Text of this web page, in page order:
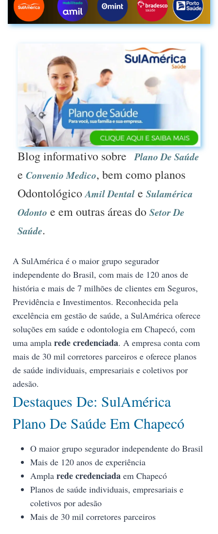
Blog informativo sobrePlano De Saúde
e Convenio Medico, bem como planos
OdontológicoAmil Dental e Sulamérica
Odonto e em outras áreas do Setor De
Saúde.
A SulAmérica é o maior grupo segurador
independente do Brasil, com mais de 120 anos de
história e mais de 7 milhões de clientes em Seguros,
Previdência e Investimentos. Reconhecida pela
excelência em gestão de saúde, a SulAmérica oferece
soluções em saúde e odontologia em Chapecó, com
uma ampla rede credenciada. A empresa conta com
mais de 30 mil corretores parceiros e oferece planos
de saúde individuais, empresariais e coletivos por
adesão.
Destaques De: SulAmérica
Plano De Saúde Em Chapecó
O maior grupo segurador independente do Brasil
Mais de 120 anos de experiência
Ampla rede credenciada em Chapecó
Planos de saúde individuais, empresariais e
coletivos por adesão
Mais de 30 mil corretores parceiros